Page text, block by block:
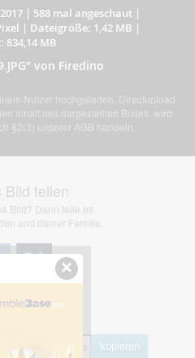
| 588 mal angeschaut |
| Dateigröße: 1,42 MB |
834,14 MB
von Firedino
Nutzer hochgeladen. Directupload
Inhalt des dargestellten Bildes, wird
§2(3) unserer AGB handeln.
Bild teilen
Bild? Dann teile es
und deiner Familie.
Links
kopieren
×